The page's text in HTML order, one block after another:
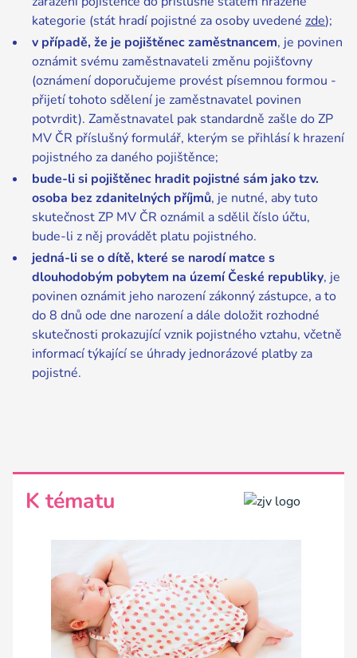
kategorie (stát hradí pojistné za osoby uvedené zde);
v případě, že je pojištěnec zaměstnancem, je povinen
oznámit svému zaměstnavateli změnu pojišťovny
(oznámení doporučujeme provést písemnou formou -
přijetí tohoto sdělení je zaměstnavatel povinen
potvrdit). Zaměstnavatel pak standardně zašle do ZP
MV ČR příslušný formulář, kterým se přihlásí k hrazení
pojistného za daného pojištěnce;
bude-li si pojištěnec hradit pojistné sám jako tzv.
osoba bez zdanitelných příjmů, je nutné, aby tuto
skutečnost ZP MV ČR oznámil a sdělil číslo účtu,
bude-li z něj provádět platu pojistného.
jedná-li se o dítě, které se narodí matce s
dlouhodobým pobytem na území České republiky, je
povinen oznámit jeho narození zákonný zástupce, a to
do 8 dnů ode dne narození a dále doložit rozhodné
skutečnosti prokazující vznik pojistného vztahu, včetně
informací týkající se úhrady jednorázové platby za
pojistné.
K tématu